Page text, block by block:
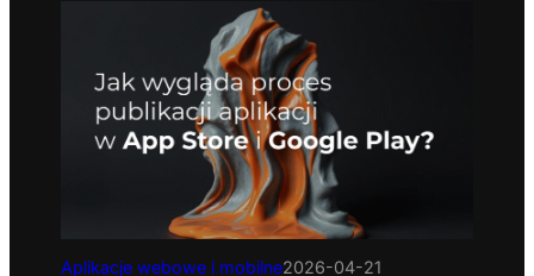
Aplikacje webowe i mobilne2026-04-21